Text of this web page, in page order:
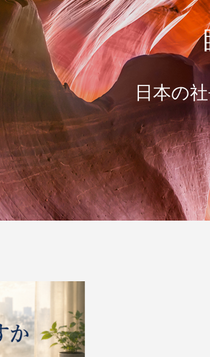
Claude Code DX研修
補助金の取得と活用をサポート
日本の